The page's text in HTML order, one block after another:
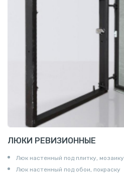
ЛЮКИ РЕВИЗИОННЫЕ
Люк настенный под плитку, мозаику
Люк настенный под обои, покраску